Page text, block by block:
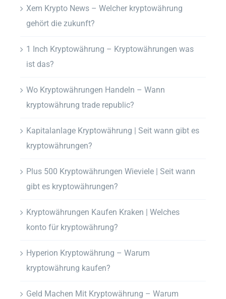
Xem Krypto News – Welcher kryptowährung
gehört die zukunft?
1 Inch Kryptowährung – Kryptowährungen was
ist das?
Wo Kryptowährungen Handeln – Wann
kryptowährung trade republic?
Kapitalanlage Kryptowährung | Seit wann gibt es
kryptowährungen?
Plus 500 Kryptowährungen Wieviele | Seit wann
gibt es kryptowährungen?
Kryptowährungen Kaufen Kraken | Welches
konto für kryptowährung?
Hyperion Kryptowährung – Warum
kryptowährung kaufen?
Geld Machen Mit Kryptowährung – Warum